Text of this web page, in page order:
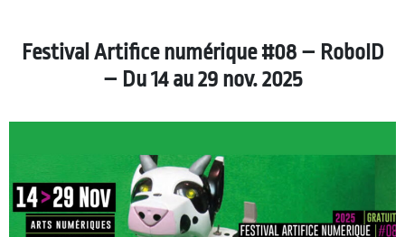
Festival Artifice numérique #08 – RoboID
– Du 14 au 29 nov. 2025